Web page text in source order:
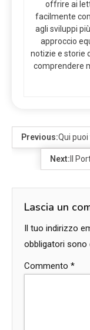
offrire ai
facilmente
agli sviluppi
approccio
notizie e storie
comprendere
Previous:Qui
Next: Il
Lascia un
Il tuo indirizzo
obbligatori sono
Commento *